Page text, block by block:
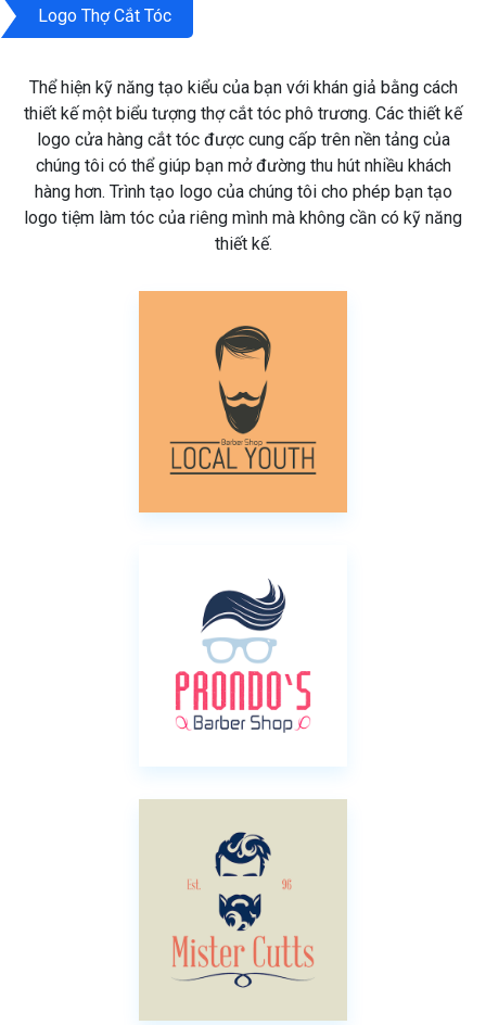
Logo Thợ Cắt Tóc
Thể hiện kỹ năng tạo kiểu của bạn với khán giả bằng cách
thiết kế một biểu tượng thợ cắt tóc phô trương. Các thiết kế
logo cửa hàng cắt tóc được cung cấp trên nền tảng của
chúng tôi có thể giúp bạn mở đường thu hút nhiều khách
hàng hơn. Trình tạo logo của chúng tôi cho phép bạn tạo
logo tiệm làm tóc của riêng mình mà không cần có kỹ năng
thiết kế.